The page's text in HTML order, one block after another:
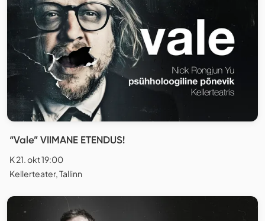
“Vale” VIIMANE ETENDUS!
K 21. okt 19:00
Kellerteater, Tallinn